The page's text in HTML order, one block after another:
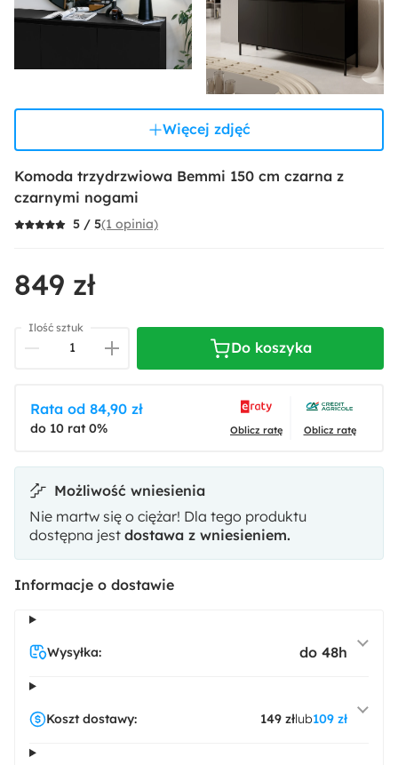
Więcej zdjęć
Komoda trzydrzwiowa Bemmi 150 cm czarna z
czarnymi nogami
5 / 5(1 opinia)
849 zł
Ilość sztuk
Do koszyka
Rata od 84,90 zł
do 10 rat 0% Oblicz ratę Oblicz ratę
Możliwość wniesienia
Nie martw się o ciężar! Dla tego produktu
dostępna jest dostawa z wniesieniem.
Informacje o dostawie
Wysyłka: do 48h
Koszt dostawy: 149 złlub109 zł